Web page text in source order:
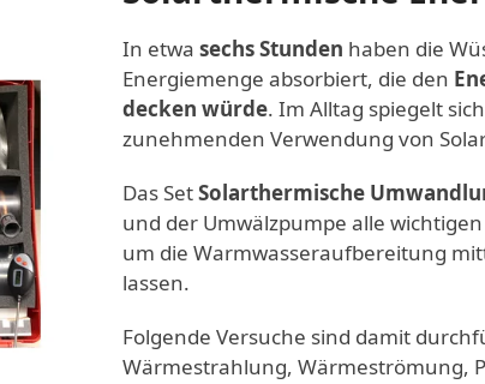
In etwa sechs Stunden haben die
Energiemenge absorbiert, die den
decken würde. Im Alltag spiegelt
zunehmenden Verwendung von
Das SetSolarthermische
und der Umwälzpumpe alle
um die Warmwasseraufbereitung
lassen.
Folgende Versuche sind damit
Wärmestrahlung, Wärmeströmung,